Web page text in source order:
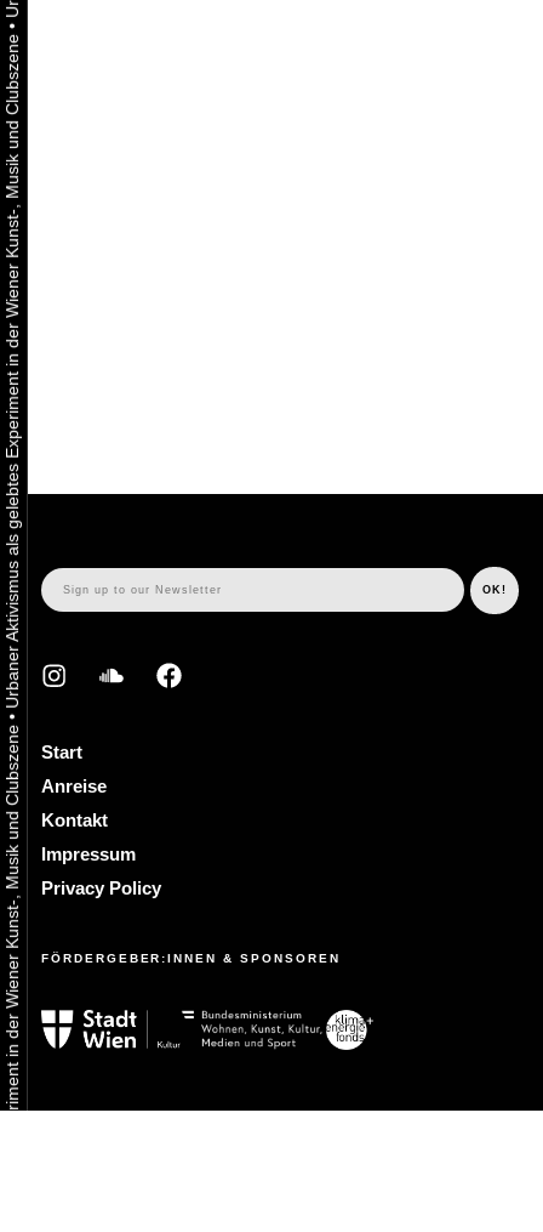
Urbaner Aktivismus als gelebtes Experiment in der Wiener Kunst-, Musik und Clubszene
•
Urbaner Aktivismus als gelebtes Experiment in der Wiener Kunst-, Musik und Clubszene
•
Start
Anreise
Kontakt
Impressum
Privacy Policy
FÖRDERGEBER:INNEN & SPONSOREN